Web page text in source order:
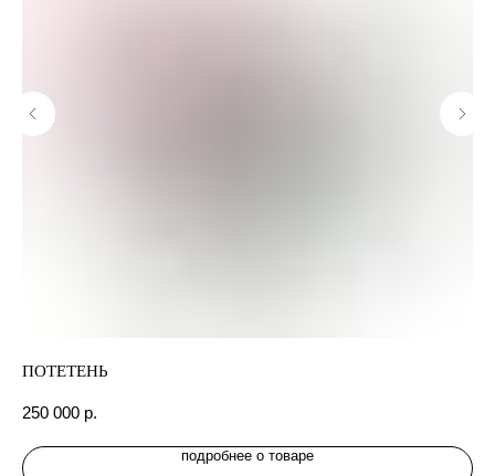
ПОТЕТЕНЬ
250 000 р.
подробнее о товаре